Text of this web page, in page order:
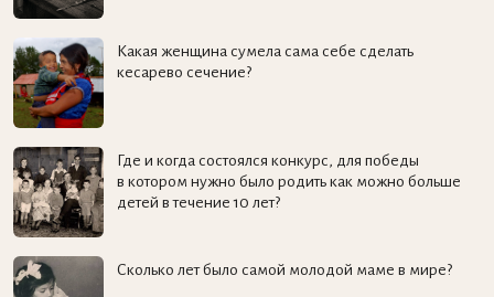
Какая женщина сумела сама себе сделать
кесарево сечение?
Где и когда состоялся конкурс, для победы
в котором нужно было родить как можно больше
детей в течение 10 лет?
Сколько лет было самой молодой маме в мире?